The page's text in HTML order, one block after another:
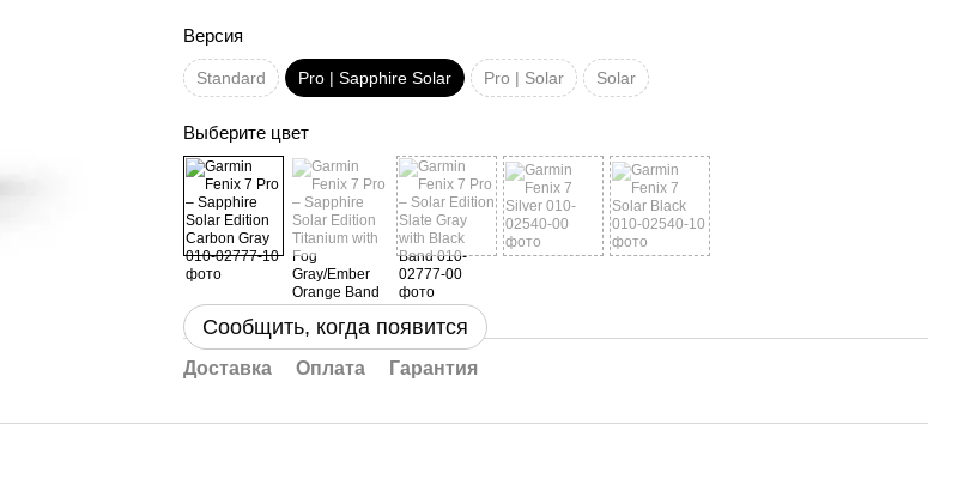
Версия
Standard Pro | Sapphire Solar Pro | Solar Solar
Выберите цвет
Сообщить, когда появится
Доставка Оплата Гарантия